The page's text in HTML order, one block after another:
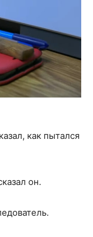
как пытался
он.